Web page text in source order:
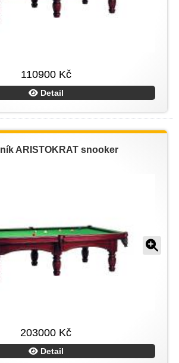
110900 Kč
Detail
ARISTOKRAT snooker
203000 Kč
Detail